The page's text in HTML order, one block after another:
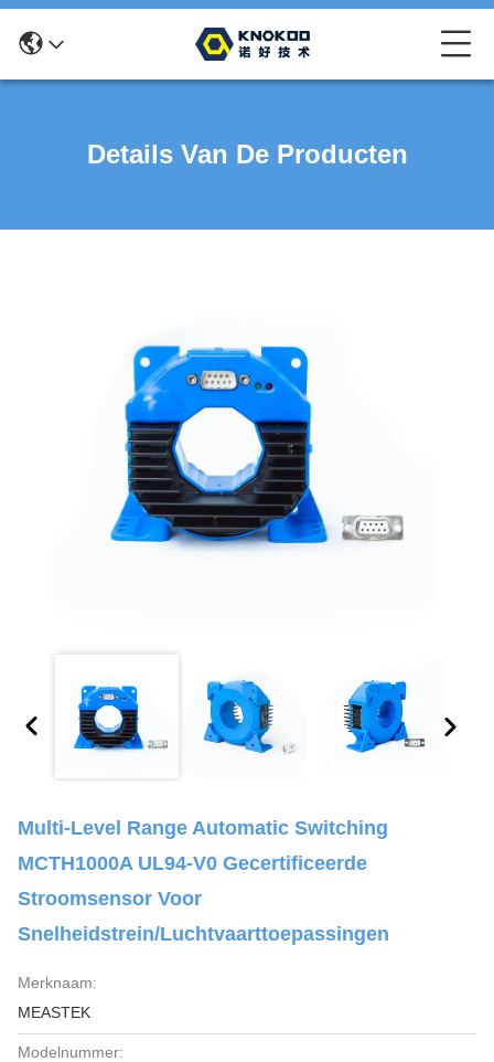
Details Van De Producten
Multi-Level Range Automatic Switching
MCTH1000A UL94-V0 Gecertificeerde
Stroomsensor Voor
Snelheidstrein/luchtvaarttoepassingen
Merknaam:
MEASTEK
Modelnummer: